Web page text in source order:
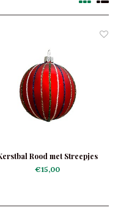
Rood met Streepjes
€15,00